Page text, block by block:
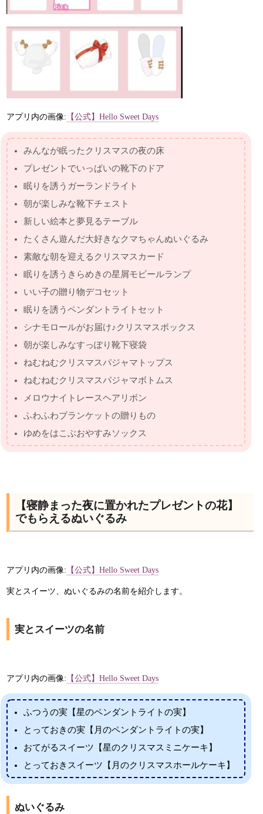
アプリ内の画像: 【公式】Hello Sweet Days
みんなが眠ったクリスマスの夜の床
プレゼントでいっぱいの靴下のドア
眠りを誘うガーランドライト
朝が楽しみな靴下チェスト
新しい絵本と夢見るテーブル
たくさん遊んだ大好きなクマちゃんぬいぐるみ
素敵な朝を迎えるクリスマスカード
眠りを誘うきらめきの星屑モビールランプ
いい子の贈り物デコセット
眠りを誘うペンダントライトセット
シナモロールがお届け♪クリスマスボックス
朝が楽しみなすっぽり靴下寝袋
ねむねむクリスマスパジャマトップス
ねむねむクリスマスパジャマボトムス
メロウナイトレースヘアリボン
ふわふわブランケットの贈りもの
ゆめをはこぶおやすみソックス
【寝静まった夜に置かれたプレゼントの花】
でもらえるぬいぐるみ
アプリ内の画像: 【公式】Hello Sweet Days
実とスイーツ、ぬいぐるみの名前を紹介します。
実とスイーツの名前
アプリ内の画像: 【公式】Hello Sweet Days
ふつうの実【星のペンダントライトの実】
とっておきの実【月のペンダントライトの実】
おてがるスイーツ【星のクリスマスミニケーキ】
とっておきスイーツ【月のクリスマスホールケーキ】
ぬいぐるみ